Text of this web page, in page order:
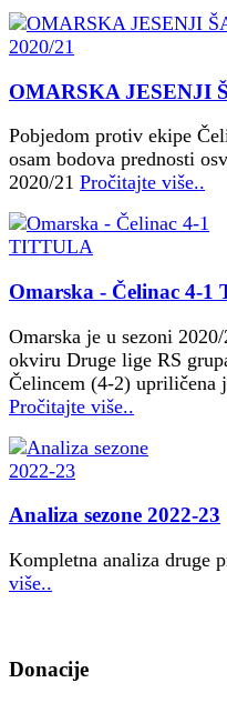
OMARSKA JESENJI
Pobjedom protiv ekipe
osam bodova prednosti
2020/21 Pročitajte više..
Omarska - Čelinac 4-
Omarska je u sezoni
okviru Druge lige RS
Čelincem (4-2) upriličena
Pročitajte više..
Analiza sezone 2022-23
Kompletna analiza druge
više..
Donacije